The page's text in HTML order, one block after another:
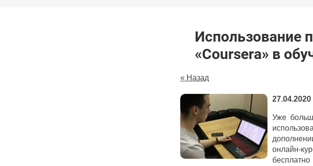
Использование
«Coursera» в
« Назад
27.04.2020
Уже
онлайн-